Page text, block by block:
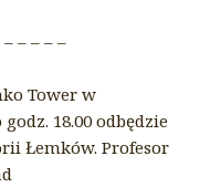
– – – –
Tower w
18.00 odbędzie
Łemków. Profesor